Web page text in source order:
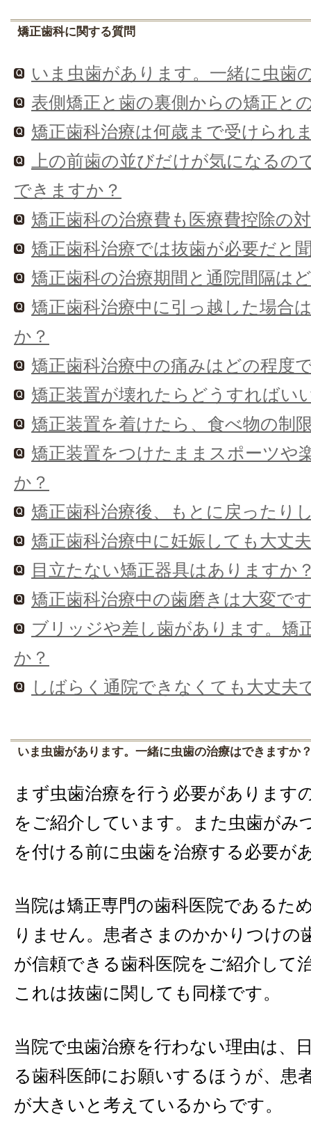
矯正歯科に関する質問
いま虫歯があります。一緒に虫歯
表側矯正と歯の裏側からの矯正と
矯正歯科治療は何歳まで受けられ
上の前歯の並びだけが気になるの
できますか？
矯正歯科の治療費も医療費控除の
矯正歯科治療では抜歯が必要だと
矯正歯科の治療期間と通院間隔は
矯正歯科治療中に引っ越した場合
か？
矯正歯科治療中の痛みはどの程度
矯正装置が壊れたらどうすればい
矯正装置を着けたら、食べ物の制
矯正装置をつけたままスポーツや
か？
矯正歯科治療後、もとに戻ったり
矯正歯科治療中に妊娠しても大丈
目立たない矯正器具はありますか
矯正歯科治療中の歯磨きは大変で
ブリッジや差し歯があります。矯
か？
しばらく通院できなくても大丈夫
いま虫歯があります。一緒に虫歯の治療はできますか
まず虫歯治療を行う必要があります
をご紹介しています。また虫歯がみ
を付ける前に虫歯を治療する必要が
当院は矯正専門の歯科医院であるた
りません。患者さまのかかりつけの
が信頼できる歯科医院をご紹介して
これは抜歯に関しても同様です。
当院で虫歯治療を行わない理由は、
る歯科医師にお願いするほうが、患
が大きいと考えているからです。